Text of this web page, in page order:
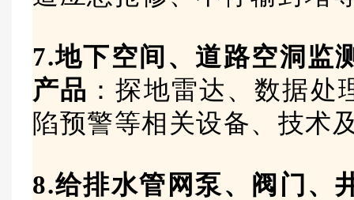
7.地下空间、道路空洞监
产品 ：探地雷达、数据
陷预警等相关设备、技术
8.给排水管网泵、阀门、